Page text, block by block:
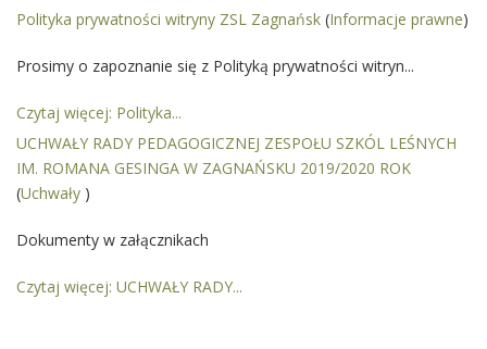
Polityka prywatności witryny ZSL Zagnańsk (Informacje prawne)
Prosimy o zapoznanie się z Polityką prywatności witryn...
Czytaj więcej: Polityka...
UCHWAŁY RADY PEDAGOGICZNEJ ZESPOŁU SZKÓL LEŚNYCH
IM. ROMANA GESINGA W ZAGNAŃSKU 2019/2020 ROK
(Uchwały )
Dokumenty w załącznikach
Czytaj więcej: UCHWAŁY RADY...